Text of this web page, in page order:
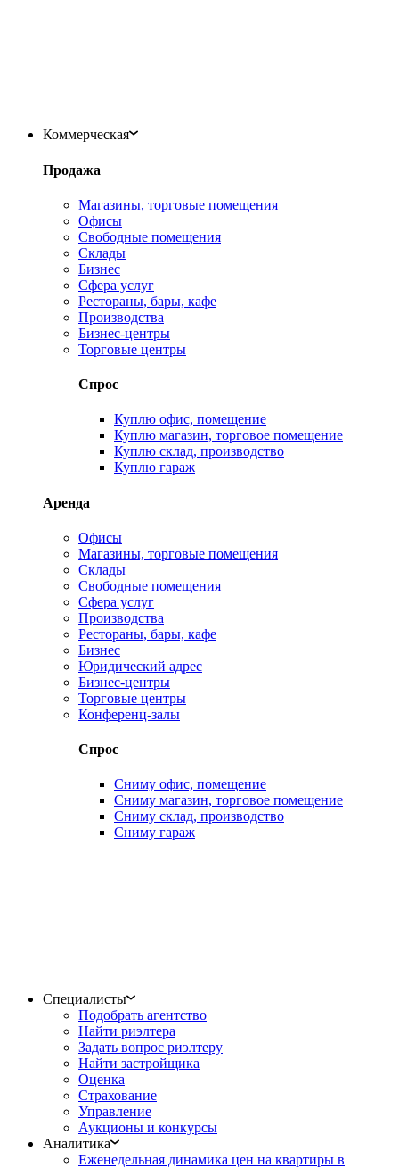
Коммерческая
Продажа
Магазины, торговые помещения
Офисы
Свободные помещения
Склады
Бизнес
Сфера услуг
Рестораны, бары, кафе
Производства
Бизнес-центры
Торговые центры
Спрос
Куплю офис, помещение
Куплю магазин, торговое помещение
Куплю склад, производство
Куплю гараж
Аренда
Офисы
Магазины, торговые помещения
Склады
Свободные помещения
Сфера услуг
Производства
Рестораны, бары, кафе
Бизнес
Юридический адрес
Бизнес-центры
Торговые центры
Конференц-залы
Спрос
Сниму офис, помещение
Сниму магазин, торговое помещение
Сниму склад, производство
Сниму гараж
Специалисты
Подобрать агентство
Найти риэлтера
Задать вопрос риэлтеру
Найти застройщика
Оценка
Страхование
Управление
Аукционы и конкурсы
Аналитика
Еженедельная динамика цен на квартиры в